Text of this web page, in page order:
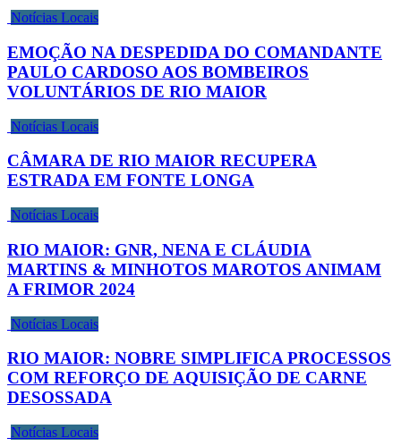
Notícias Locais
EMOÇÃO NA DESPEDIDA DO COMANDANTE
PAULO CARDOSO AOS BOMBEIROS
VOLUNTÁRIOS DE RIO MAIOR
Notícias Locais
CÂMARA DE RIO MAIOR RECUPERA
ESTRADA EM FONTE LONGA
Notícias Locais
RIO MAIOR: GNR, NENA E CLÁUDIA
MARTINS & MINHOTOS MAROTOS ANIMAM
A FRIMOR 2024
Notícias Locais
RIO MAIOR: NOBRE SIMPLIFICA PROCESSOS
COM REFORÇO DE AQUISIÇÃO DE CARNE
DESOSSADA
Notícias Locais